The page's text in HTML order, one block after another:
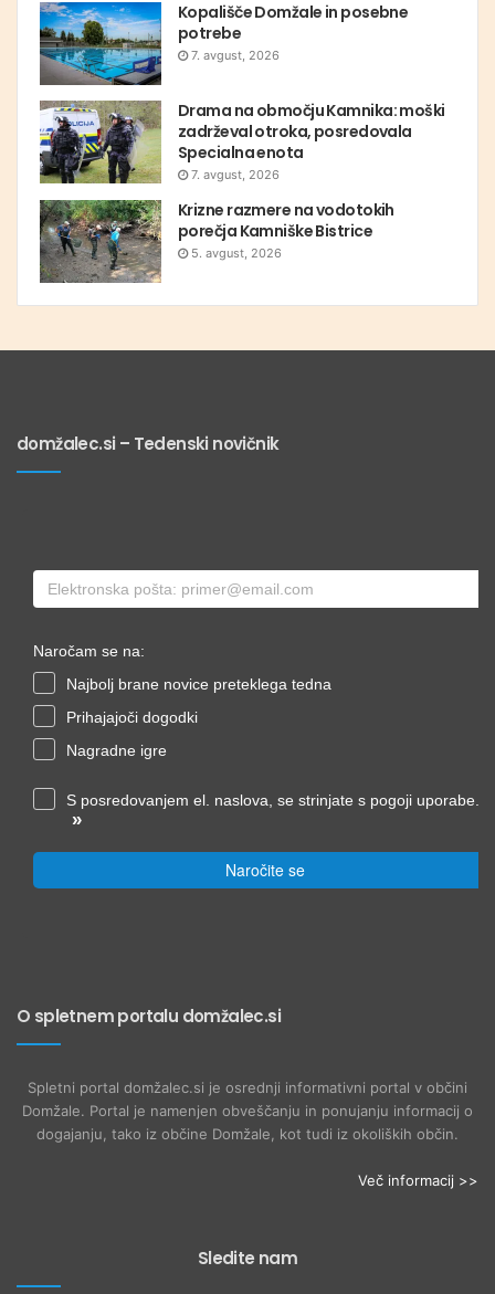
Kopališče Domžale in posebne
potrebe
7. avgust, 2026
Drama na območju Kamnika: moški
zadrževal otroka, posredovala
Specialna enota
7. avgust, 2026
Krizne razmere na vodotokih
porečja Kamniške Bistrice
5. avgust, 2026
domžalec.si – Tedenski novičnik
Naročam se na:
Najbolj brane novice preteklega tedna
Prihajajoči dogodki
Nagradne igre
S posredovanjem el. naslova, se strinjate s pogoji uporabe.
»
Naročite se
O spletnem portalu domžalec.si
Spletni portal domžalec.si je osrednji informativni portal v občini
Domžale. Portal je namenjen obveščanju in ponujanju informacij o
dogajanju, tako iz občine Domžale, kot tudi iz okoliških občin.
Več informacij >>
Sledite nam